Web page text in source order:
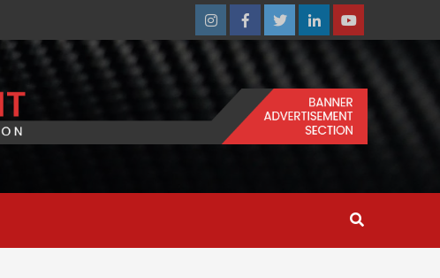
InstagramFacebookTwitterLinkedinYoutube